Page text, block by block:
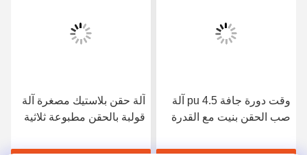
وقت دورة جافة 4.5 pu آلة
صب الحقن بنيت مع القدرة
ضمان تشغيل الطاقة
آلة حقن بلاستيك مصغرة آلة
قولبة بالحقن مطبوعة ثلاثية
380 فولت 50 هرتز أو